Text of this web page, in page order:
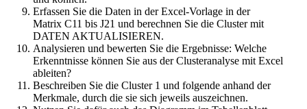
Erfassen Sie die Daten in der Excel-Vorlage in der
Matrix C11 bis J21 und berechnen Sie die Cluster mit
DATEN AKTUALISIEREN.
Analysieren und bewerten Sie die Ergebnisse: Welche
Erkenntnisse können Sie aus der Clusteranalyse mit Excel
ableiten?
Beschreiben Sie die Cluster 1 und folgende anhand der
Merkmale, durch die sie sich jeweils auszeichnen.